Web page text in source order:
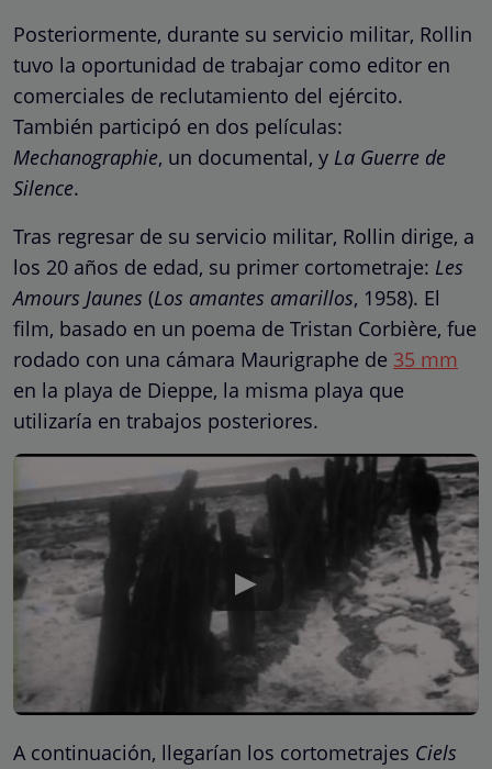
Posteriormente, durante su servicio militar, Rollin
tuvo la oportunidad de trabajar como editor en
comerciales de reclutamiento del ejército.
También participó en dos películas:
Mechanographie, un documental, y La Guerre de
Silence.
Tras regresar de su servicio militar, Rollin dirige, a
los 20 años de edad, su primer cortometraje: Les
Amours Jaunes (Los amantes amarillos, 1958). El
film, basado en un poema de Tristan Corbière, fue
rodado con una cámara Maurigraphe de 35 mm
en la playa de Dieppe, la misma playa que
utilizaría en trabajos posteriores.
A continuación, llegarían los cortometrajes Ciels